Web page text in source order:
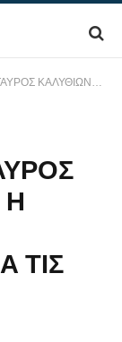
ΓΙΑ ΤΙΣ ΔΥΟ ΟΜΑΔΕΣ ΤΗΣ ΔΩΔΕΚΑΝΗΣΟΥ
Η
ΤΙΣ